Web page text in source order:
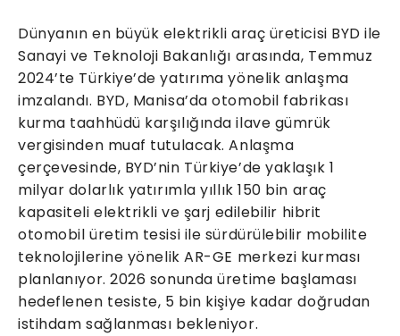
Dünyanın en büyük elektrikli araç üreticisi BYD ile
Sanayi ve Teknoloji Bakanlığı arasında, Temmuz
2024’te Türkiye’de yatırıma yönelik anlaşma
imzalandı. BYD, Manisa’da otomobil fabrikası
kurma taahhüdü karşılığında ilave gümrük
vergisinden muaf tutulacak. Anlaşma
çerçevesinde, BYD’nin Türkiye’de yaklaşık 1
milyar dolarlık yatırımla yıllık 150 bin araç
kapasiteli elektrikli ve şarj edilebilir hibrit
otomobil üretim tesisi ile sürdürülebilir mobilite
teknolojilerine yönelik AR-GE merkezi kurması
planlanıyor. 2026 sonunda üretime başlaması
hedeflenen tesiste, 5 bin kişiye kadar doğrudan
istihdam sağlanması bekleniyor.